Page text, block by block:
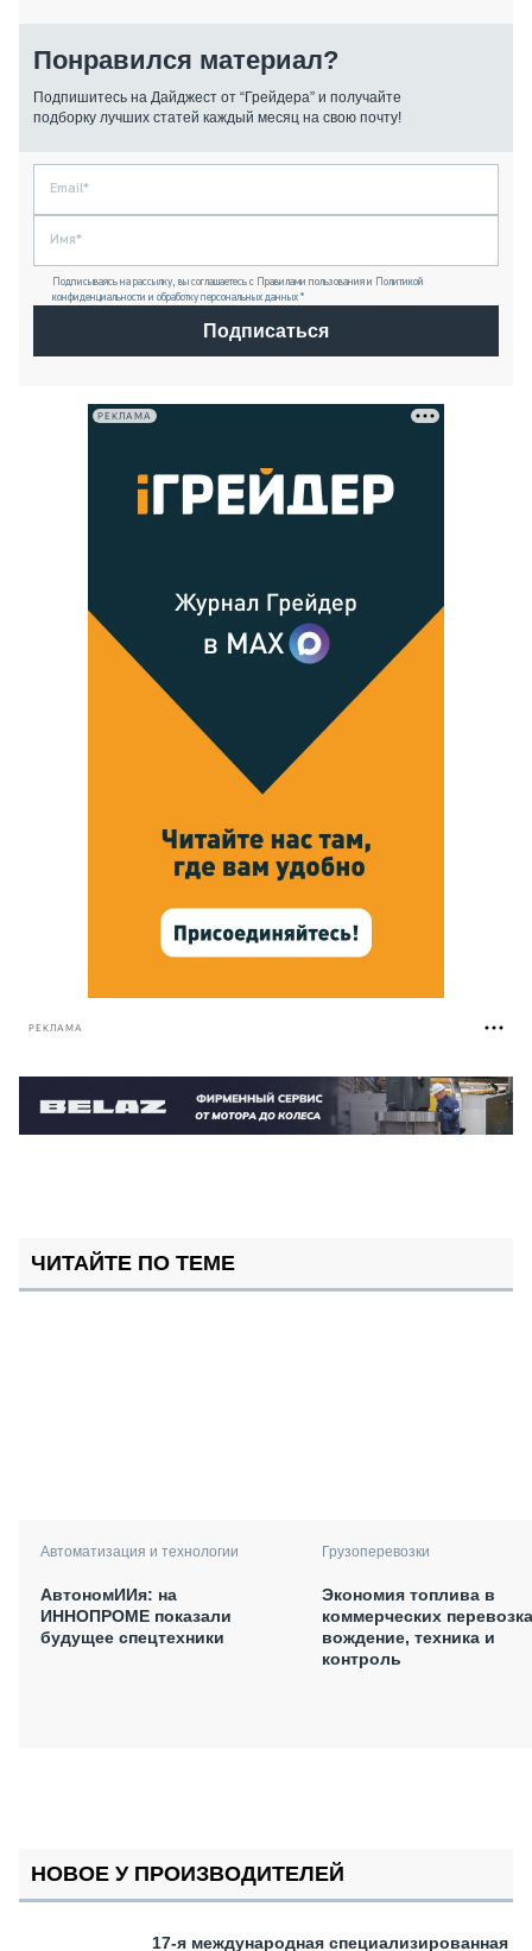
Понравился материал?
Подпишитесь на Дайджест от “Грейдера” и получайте
подборку лучших статей каждый месяц на свою почту!
Подписываясь на рассылку, вы соглашаетесь с Правилами пользования и Политикой
конфиденциальности и обработку персональных данных *
Подписаться
РЕКЛАМА
РЕКЛАМА
ЧИТАЙТЕ ПО ТЕМЕ
Автоматизация и технологии
АвтономИИя: на
ИННОПРОМЕ показали
будущее спецтехники
Грузоперевозки
Экономия топлива в
коммерческих
вождение, техника и
контроль
НОВОЕ У ПРОИЗВОДИТЕЛЕЙ
17-я международная специализированная